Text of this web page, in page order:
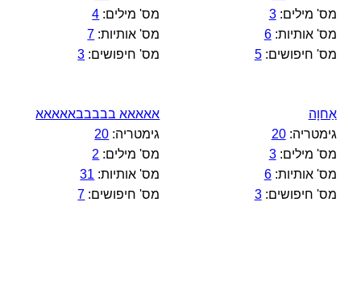
מס' מילים:3
מס' אותיות:6
מס' חיפושים:5
מס' מילים: 4
מס' אותיות: 7
מס' חיפושים: 3
אַחוָה
גימטריה:20
מס' מילים:3
מס' אותיות:6
מס' חיפושים:3
אאאאא בבבבבאאאאא
גימטריה: 20
מס' מילים: 2
מס' אותיות: 31
מס' חיפושים: 7